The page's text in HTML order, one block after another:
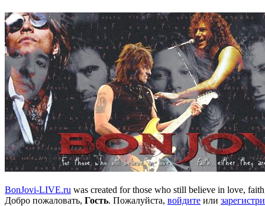
BonJovi-LIVE.ru was created for those who still believe in love,
Добро пожаловать, Гость. Пожалуйста, войдите или